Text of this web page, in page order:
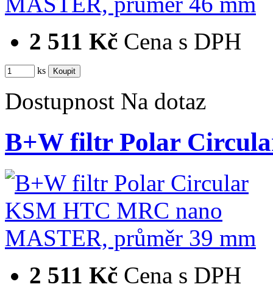
2 511 Kč Cena s DPH
ks
Dostupnost Na dotaz
B+W filtr Polar
2 511 Kč Cena s DPH